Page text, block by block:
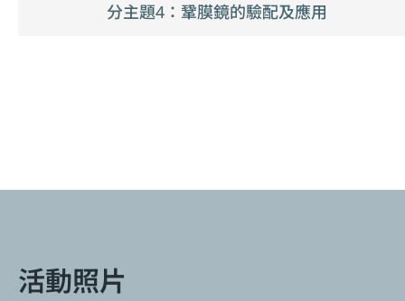
分主題4：鞏膜鏡的驗配及應用
活動照片